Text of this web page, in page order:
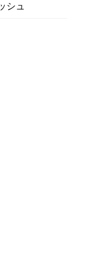
シュ